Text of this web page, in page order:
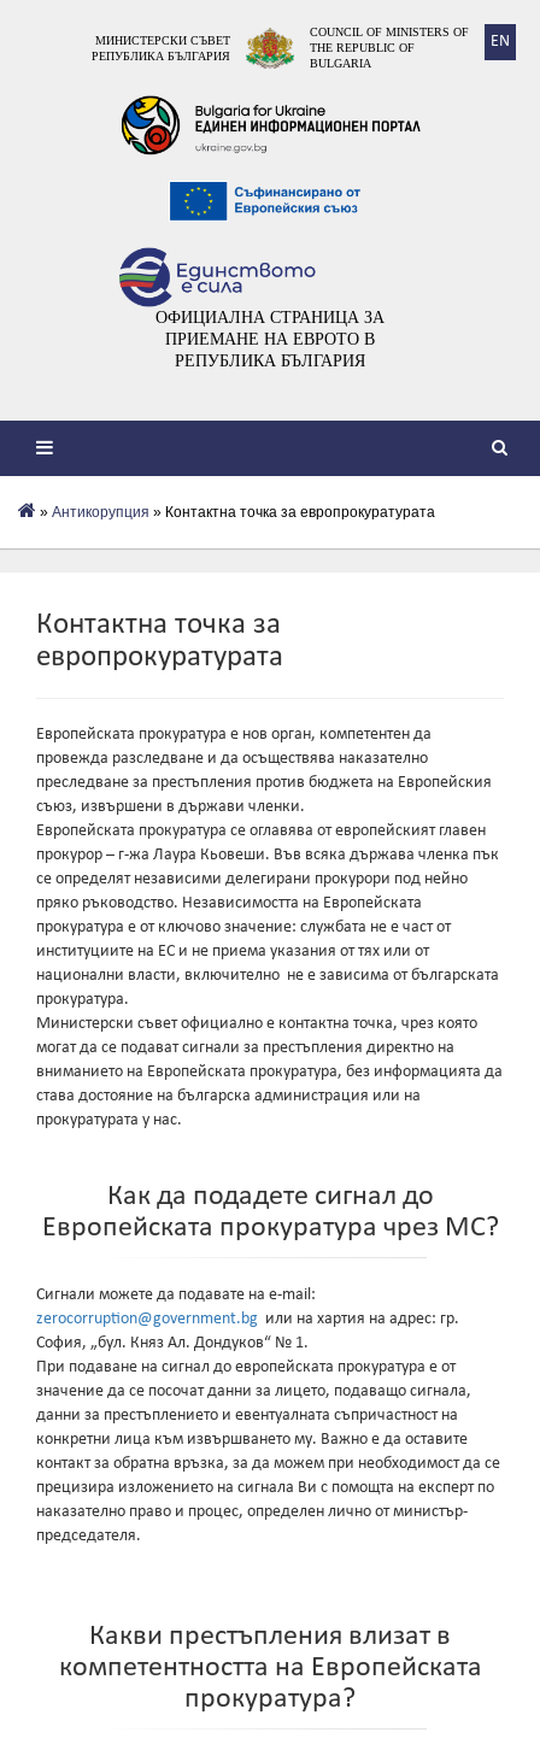
EN
МИНИСТЕРСКИ СЪВЕТ
РЕПУБЛИКА БЪЛГАРИЯ
COUNCIL OF MINISTERS OF
THE REPUBLIC OF
BULGARIA
ОФИЦИАЛНА СТРАНИЦА ЗА
ПРИЕМАНЕ НА ЕВРОТО В
РЕПУБЛИКА БЪЛГАРИЯ
» Антикорупция » Контактна точка за европрокуратурата
Контактна точка за
европрокуратурата
Европейската прокуратура е нов орган, компетентен да
провежда разследване и да осъществява наказателно
преследване за престъпления против бюджета на Европейския
съюз, извършени в държави членки.
Европейската прокуратура се оглавява от европейският главен
прокурор – г-жа Лаура Кьовеши. Във всяка държава членка пък
се определят независими делегирани прокурори под нейно
пряко ръководство. Независимостта на Европейската
прокуратура е от ключово значение: службата не е част от
институциите на ЕС и не приема указания от тях или от
национални власти, включително не е зависима от българската
прокуратура.
Министерски съвет официално е контактна точка, чрез която
могат да се подават сигнали за престъпления директно на
вниманието на Европейската прокуратура, без информацията да
става достояние на българска администрация или на
прокуратурата у нас.
Как да подадете сигнал до
Европейската прокуратура чрез МС?
Сигнали можете да подавате на e-mail:
zerocorruption@government.bg или на хартия на адрес: гр.
София, „бул. Княз Ал. Дондуков“ № 1.
При подаване на сигнал до европейската прокуратура е от
значение да се посочат данни за лицето, подаващо сигнала,
данни за престъплението и евентуалната съпричастност на
конкретни лица към извършването му. Важно е да оставите
контакт за обратна връзка, за да можем при необходимост да се
прецизира изложението на сигнала Ви с помощта на експерт по
наказателно право и процес, определен лично от министър-
председателя.
Какви престъпления влизат в
компетентността на Европейската
прокуратура?